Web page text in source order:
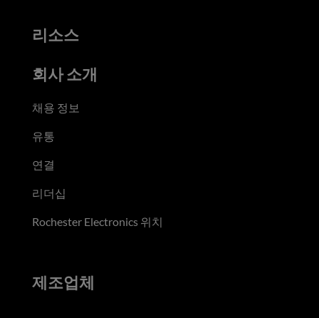
리소스
회사 소개
채용 정보
유통
연결
리더십
Rochester Electronics 위치
제조업체